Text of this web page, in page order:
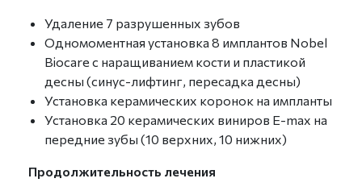
Удаление 7 разрушенных зубов
Одномоментная установка 8 имплантов Nobel
Biocare с наращиванием кости и пластикой
десны (синус-лифтинг, пересадка десны)
Установка керамических коронок на импланты
Установка 20 керамических виниров E-max на
передние зубы (10 верхних, 10 нижних)
Продолжительность лечения